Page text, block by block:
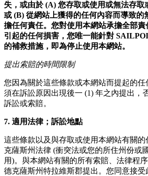
失，或由於 (A) 您存取或使用或無法存取
或 (B) 從網站上獲得的任何內容而導致的
擔任何責任。您對使用本網站承擔全部責
引起的任何損害，您唯一能針對
的補救措施，即為停止使用本網站。
提出索賠的時間限制
您因為關於這些條款或本網站而提起的
須在訴訟原因出現後一 (1) 年之內提出，
訴訟或索賠。
7. 適用法律；訴訟地點
這些條款以及與存取或使用本網站有關
克薩斯州法律 (衝突法或您的所住州份或
用)。與本網站有關的所有索賠、法律程
德克薩斯州特拉維斯郡提出。您同意接